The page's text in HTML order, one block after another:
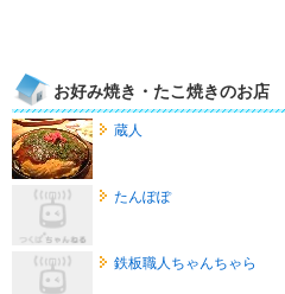
お好み焼き・たこ焼きのお店
蔵人
たんぽぽ
鉄板職人ちゃんちゃら